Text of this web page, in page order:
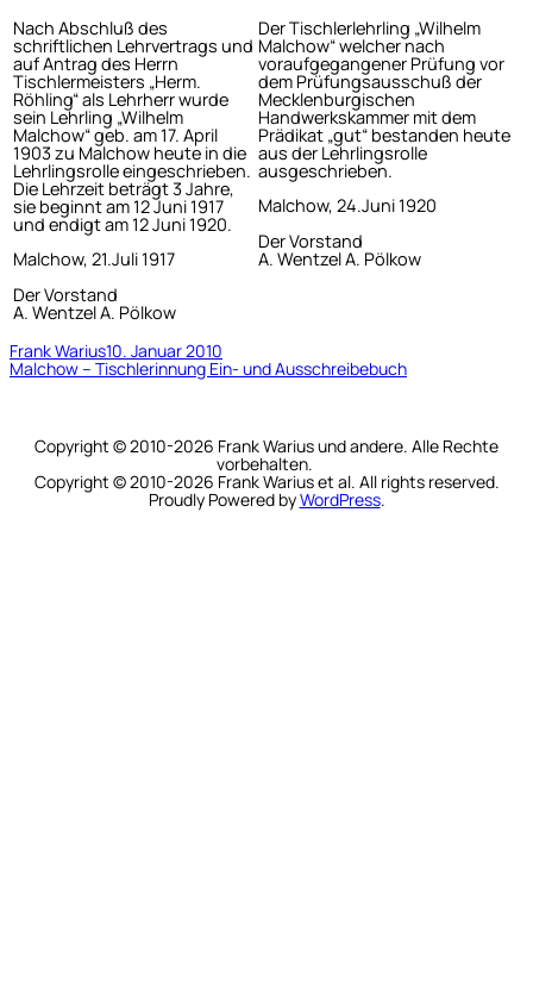
Nach Abschluß des
schriftlichen Lehrvertrags und
auf Antrag des Herrn
Tischlermeisters „Herm.
Röhling“ als Lehrherr wurde
sein Lehrling „Wilhelm
Malchow“ geb. am 17. April
1903 zu Malchow heute in die
Lehrlingsrolle eingeschrieben.
Die Lehrzeit beträgt 3 Jahre,
sie beginnt am 12 Juni 1917
und endigt am 12 Juni 1920.
Malchow, 21.Juli 1917
Der Vorstand
A. Wentzel A. Pölkow
Der Tischlerlehrling „Wilhelm
Malchow“ welcher nach
voraufgegangener Prüfung vor
dem Prüfungsausschuß der
Mecklenburgischen
Handwerkskammer mit dem
Prädikat „gut“ bestanden heute
aus der Lehrlingsrolle
ausgeschrieben.
Malchow, 24.Juni 1920
Der Vorstand
A. Wentzel A. Pölkow
Frank Warius10. Januar 2010
Malchow – Tischlerinnung Ein- und Ausschreibebuch
Copyright © 2010-2026 Frank Warius und andere. Alle Rechte
vorbehalten.
Copyright © 2010-2026 Frank Warius et al. All rights reserved.
Proudly Powered byWordPress.